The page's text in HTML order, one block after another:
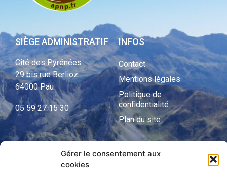
Gérer le consentement aux
cookies
SIÈGE ADMINISTRATIF
Cité des Pyrénées
29 bis rue Berlioz
64000 Pau
05 59 27 15 30
INFOS
Contact
Mentions légales
Politique de
confidentialité
Plan du site